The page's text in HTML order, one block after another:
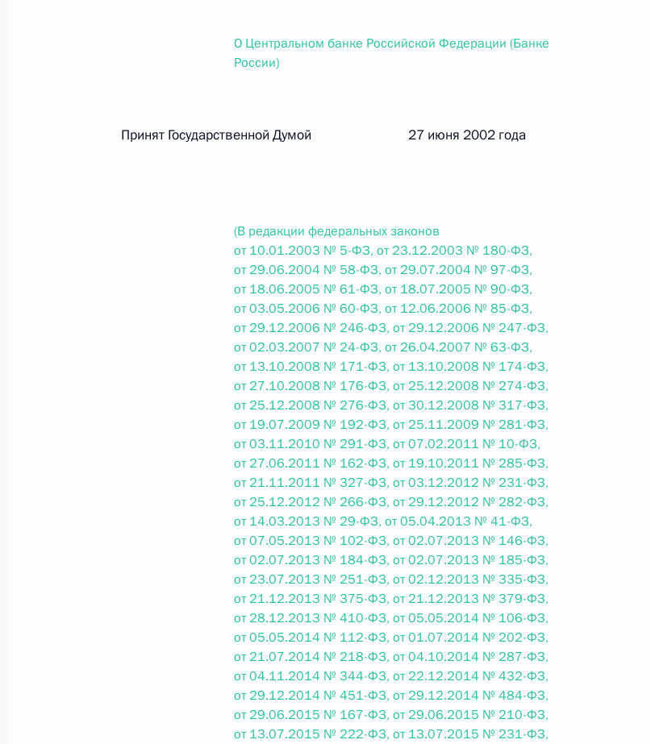
Федеральный закон от 26.07.2026 г. № 263-ФЗ
О внесении изменений в статью 12 Федерального закона «О государственной регистрации
Федеральный закон от 26.07.2026 г. № 242-ФЗ
О внесении изменений в статьи 85 и 102 части первой и статью 227–1 части второй Налогового
кодекса Российской Федерации
Федеральный закон от 26.07.2026 г. № 246-ФЗ
О внесении изменений в Трудовой кодекс Российской Федерации
Федеральный закон от 26.07.2026 г. № 268-ФЗ
О внесении изменений в Федеральный закон «О пробации в Российской Федерации»
О Центральном банке Российской Федерации (Банке
России)
Принят Государственной Думой 27 июня 2002 года
(В редакции федеральных законов
от 10.01.2003 № 5-ФЗ, от 23.12.2003 № 180-ФЗ,
от 29.06.2004 № 58-ФЗ, от 29.07.2004 № 97-ФЗ,
от 18.06.2005 № 61-ФЗ, от 18.07.2005 № 90-ФЗ,
от 03.05.2006 № 60-ФЗ, от 12.06.2006 № 85-ФЗ,
от 29.12.2006 № 246-ФЗ, от 29.12.2006 № 247-ФЗ,
от 02.03.2007 № 24-ФЗ, от 26.04.2007 № 63-ФЗ,
от 13.10.2008 № 171-ФЗ, от 13.10.2008 № 174-ФЗ,
от 27.10.2008 № 176-ФЗ, от 25.12.2008 № 274-ФЗ,
от 25.12.2008 № 276-ФЗ, от 30.12.2008 № 317-ФЗ,
от 19.07.2009 № 192-ФЗ, от 25.11.2009 № 281-ФЗ,
от 03.11.2010 № 291-ФЗ, от 07.02.2011 № 10-ФЗ,
от 27.06.2011 № 162-ФЗ, от 19.10.2011 № 285-ФЗ,
от 21.11.2011 № 327-ФЗ, от 03.12.2012 № 231-ФЗ,
от 25.12.2012 № 266-ФЗ, от 29.12.2012 № 282-ФЗ,
от 14.03.2013 № 29-ФЗ, от 05.04.2013 № 41-ФЗ,
от 07.05.2013 № 102-ФЗ, от 02.07.2013 № 146-ФЗ,
от 02.07.2013 № 184-ФЗ, от 02.07.2013 № 185-ФЗ,
от 23.07.2013 № 251-ФЗ, от 02.12.2013 № 335-ФЗ,
от 21.12.2013 № 375-ФЗ, от 21.12.2013 № 379-ФЗ,
от 28.12.2013 № 410-ФЗ, от 05.05.2014 № 106-ФЗ,
от 05.05.2014 № 112-ФЗ, от 01.07.2014 № 202-ФЗ,
от 21.07.2014 № 218-ФЗ, от 04.10.2014 № 287-ФЗ,
от 04.11.2014 № 344-ФЗ, от 22.12.2014 № 432-ФЗ,
от 29.12.2014 № 451-ФЗ, от 29.12.2014 № 484-ФЗ,
от 29.06.2015 № 167-ФЗ, от 29.06.2015 № 210-ФЗ,
от 13.07.2015 № 222-ФЗ, от 13.07.2015 № 231-ФЗ,